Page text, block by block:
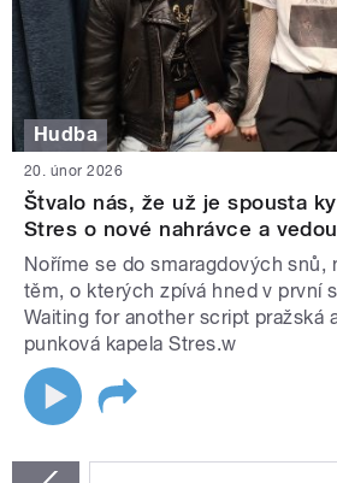
Hudba
20. únor 2026
Štvalo nás, že už je spousta
Stres o nové nahrávce a
Noříme se do smaragdových snů,
těm, o kterých zpívá hned v první
Waiting for another script pražská
punková kapela Stres.w